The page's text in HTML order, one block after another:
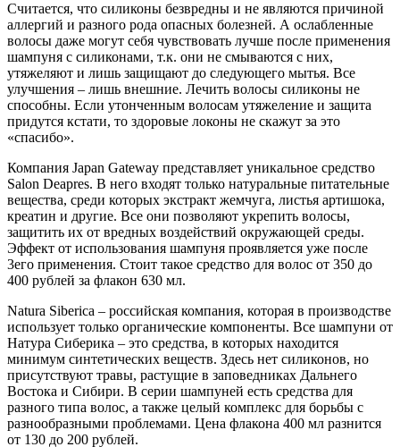
Считается, что силиконы безвредны и не являются причиной
аллергий и разного рода опасных болезней. А ослабленные
волосы даже могут себя чувствовать лучше после применения
шампуня с силиконами, т.к. они не смываются с них,
утяжеляют и лишь защищают до следующего мытья. Все
улучшения – лишь внешние. Лечить волосы силиконы не
способны. Если утонченным волосам утяжеление и защита
придутся кстати, то здоровые локоны не скажут за это
«спасибо».
Компания Japan Gateway представляет уникальное средство
Salon Deapres. В него входят только натуральные питательные
вещества, среди которых экстракт жемчуга, листья артишока,
креатин и другие. Все они позволяют укрепить волосы,
защитить их от вредных воздействий окружающей среды.
Эффект от использования шампуня проявляется уже после
3его применения. Стоит такое средство для волос от 350 до
400 рублей за флакон 630 мл.
Natura Siberica – российская компания, которая в производстве
использует только органические компоненты. Все шампуни от
Натура Сиберика – это средства, в которых находится
минимум синтетических веществ. Здесь нет силиконов, но
присутствуют травы, растущие в заповедниках Дальнего
Востока и Сибири. В серии шампуней есть средства для
разного типа волос, а также целый комплекс для борьбы с
разнообразными проблемами. Цена флакона 400 мл разнится
от 130 до 200 рублей.